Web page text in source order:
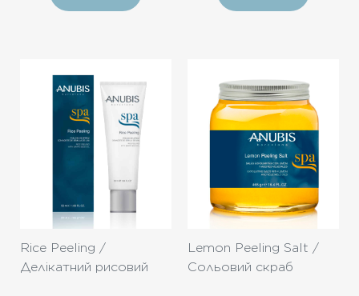
Rice Peeling /
Делікатний рисовий
Lemon Peeling Salt /
Сольовий скраб